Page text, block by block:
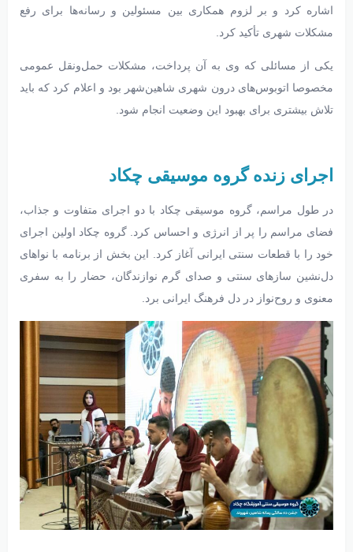
اشاره کرد و بر لزوم همکاری بین مسئولین و رسانه‌ها برای رفع
مشکلات شهری تأکید کرد.
یکی از مسائلی که وی به آن پرداخت، مشکلات حمل‌ونقل عمومی
مخصوصا اتوبوس‌های درون شهری شاهین‌شهر بود و اعلام کرد که باید
تلاش بیشتری برای بهبود این وضعیت انجام شود.
اجرای زنده گروه موسیقی چکاد
در طول مراسم، گروه موسیقی چکاد با دو اجرای متفاوت و جذاب،
فضای مراسم را پر از انرژی و احساس کرد. گروه چکاد اولین اجرای
خود را با قطعات سنتی ایرانی آغاز کرد. این بخش از برنامه با نواهای
دل‌نشین سازهای سنتی و صدای گرم نوازندگان، حضار را به سفری
معنوی و روح‌نواز در دل فرهنگ ایرانی برد.